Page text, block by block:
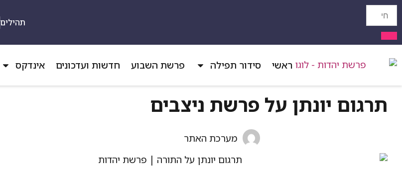
תהילים
ראשי סידור תפילה פרשת השבוע חדשות ועדכונים אינדקס
תרגום יונתן על פרשת ניצבים
מערכת האתר